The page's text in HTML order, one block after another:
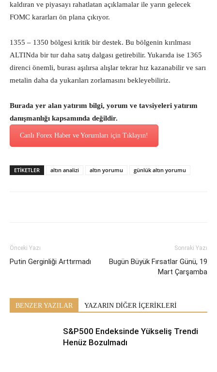
kaldıran ve piyasayı rahatlatan açıklamalar ile yarın gelecek
FOMC kararları ön plana çıkıyor.
1355 – 1350 bölgesi kritik bir destek. Bu bölgenin kırılması
ALTINda bir tur daha satış dalgası getirebilir. Yukarıda ise 1365
direnci önemli, burası aşılırsa alışlar tekrar hız kazanabilir ve sarı
metalin daha da yukarıları zorlamasını bekleyebiliriz.
Burada yer alan yatırım bilgi, yorum ve tavsiyeleri yatırım
danışmanlığı kapsamında değildir.
Canlı Forex Haber ve Yorumları için Tıklayın!
ETİKETLER altın analizi altın yorumu günlük altın yorumu
Önceki Yazı
Putin Gerginliği Arttırmadı
Sonraki Yazı
Bugün Büyük Fırsatlar Günü, 19
Mart Çarşamba
BENZER YAZILAR YAZARIN DİĞER İÇERİKLERİ
S&P500 Endeksinde Yükseliş Trendi
Henüz Bozulmadı